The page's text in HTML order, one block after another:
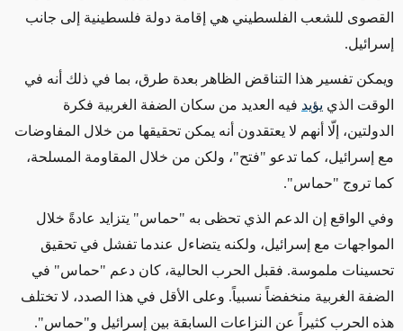
القصوى للشعب الفلسطيني هي إقامة دولة فلسطينية إلى جانب
إسرائيل.
ويمكن تفسير هذا التناقض الظاهر بعدة طرق، بما في ذلك أنه في
الوقت الذي يؤيد فيه العديد من سكان الضفة الغربية فكرة
الدولتين، إلّا أنهم لا يعتقدون أنه يمكن تحقيقها من خلال المفاوضات
مع إسرائيل، كما تدعو "فتح"، ولكن من خلال المقاومة المسلحة،
كما تروج "حماس".
وفي الواقع إن الدعم الذي تحظى به "حماس" يتزايد عادةً خلال
المواجهات مع إسرائيل، ولكنه يتضاءل عندما تفشل في تحقيق
تحسينات ملموسة. فقبل الحرب الحالية، كان دعم "حماس" في
الضفة الغربية منخفضاً نسبياً. وعلى الأقل في هذا الصدد، لا تختلف
هذه الحرب كثيراً عن النزاعات السابقة بين إسرائيل و"حماس".